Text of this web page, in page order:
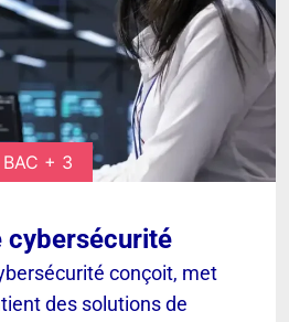
+ 3
cybersécurité
conçoit, met
des solutions de